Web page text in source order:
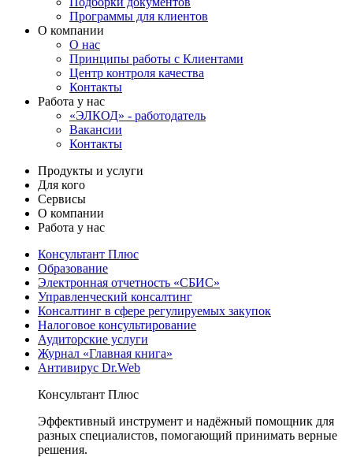
Программы для клиентов
О компании
О нас
Принципы работы с Клиентами
Центр контроля качества
Контакты
Работа у нас
«ЭЛКОД» - работодатель
Вакансии
Контакты
Продукты и услуги
Для кого
Сервисы
О компании
Работа у нас
Консультант Плюс
Образование
Электронная отчетность «СБИС»
Управленческий консалтинг
Консалтинг в сфере регулируемых закупок
Налоговое консультирование
Аудиторские услуги
Журнал «Главная книга»
Антивирус Dr.Web
Консультант Плюс
Эффективный инструмент и надёжный помощник для
разных специалистов, помогающий принимать верные
решения.